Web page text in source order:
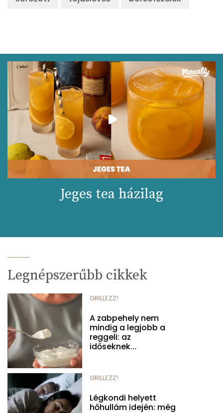
Jeges tea házilag
Legnépszerűbb cikkek
GRILLEZZ!
A zabpehely nem
mindig a legjobb a
reggeli: az
időseknek...
GRILLEZZ!
Légkondi helyett
hőhullám idején: még